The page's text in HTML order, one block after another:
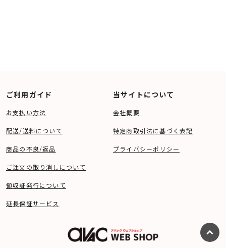
ご利用ガイド
お支払い方法
配送/送料について
商品の不良/返品
ご注文の取り消しについて
領収証発行について
延長保証サービス
当サイトについて
会社概要
特定商取引法に基づく表記
プライバシーポリシー